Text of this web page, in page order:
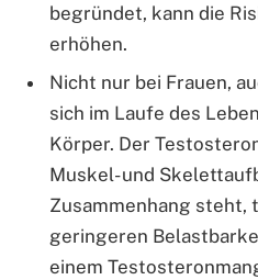
begründet, kann die
erhöhen.
Nicht nur bei Frauen,
sich im Laufe des
Körper. Der
Muskel- und
Zusammenhang steht,
geringeren
einem